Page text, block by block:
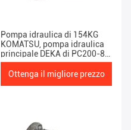
Pompa idraulica di 154KG
KOMATSU, pompa idraulica
principale DEKA di PC200-8
KOMATSU
Ottenga il migliore prezzo